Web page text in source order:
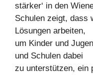
stärker‘ in den
Schulen zeigt, dass
Lösungen arbeiten,
um Kinder und
und Schulen dabei
zu unterstützen, ein